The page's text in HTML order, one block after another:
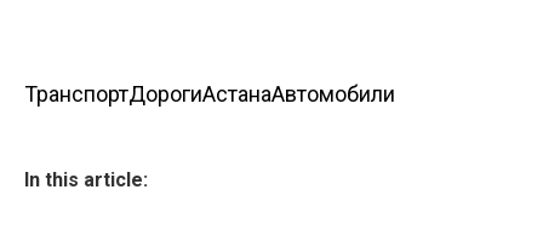
ТранспортДорогиАстанаАвтомобили
In this article: